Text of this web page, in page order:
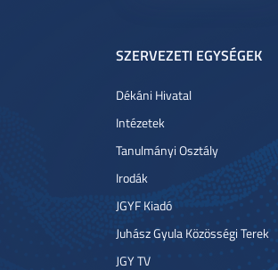
SZERVEZETI EGYSÉGEK
Dékáni Hivatal
Intézetek
Tanulmányi Osztály
Irodák
JGYF Kiadó
Juhász Gyula Közösségi Terek
JGY TV